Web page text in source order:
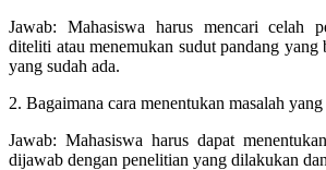
Jawab: Mahasiswa harus mencari celah
diteliti atau menemukan sudut pandang yang
yang sudah ada.
2. Bagaimana cara menentukan masalah
Jawab: Mahasiswa harus dapat
dijawab dengan penelitian yang dilakukan